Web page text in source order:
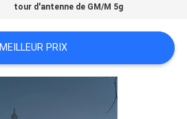
tour d'antenne de GM/M 5g
MEILLEUR PRIX